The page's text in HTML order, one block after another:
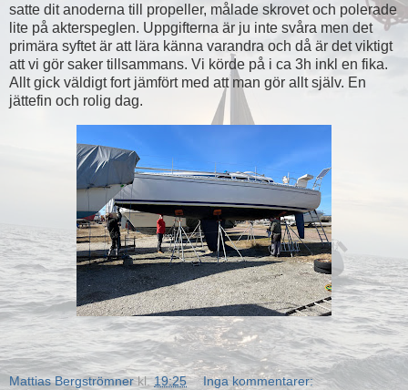
satte dit anoderna till propeller, målade skrovet och polerade
lite på akterspeglen. Uppgifterna är ju inte svåra men det
primära syftet är att lära känna varandra och då är det viktigt
att vi gör saker tillsammans. Vi körde på i ca 3h inkl en fika.
Allt gick väldigt fort jämfört med att man gör allt själv. En
jättefin och rolig dag.
Mattias Bergströmner kl.19:25 Inga kommentarer: